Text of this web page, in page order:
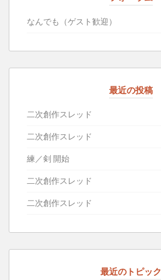
なんでも（ゲスト歓迎）
最近の投稿
二次創作スレッド
二次創作スレッド
練／剣 開始
二次創作スレッド
二次創作スレッド
最近のトピック